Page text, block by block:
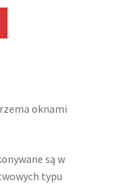
oknami
są w
typu